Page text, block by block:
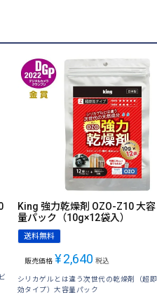
King 強力乾燥剤 OZO-Z10 大容
量パック（10g×12袋入）
送料無料
販売価格 ¥2,640 税込
シリカゲルとは違う次世代の乾燥剤（超即
効タイプ）大容量パック